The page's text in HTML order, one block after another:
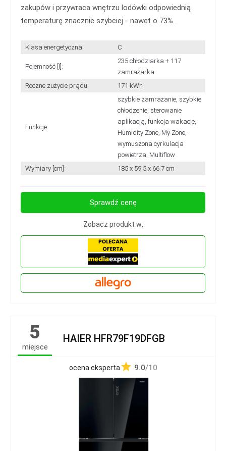
zakupów i przywraca wnętrzu lodówki odpowiednią
temperaturę znacznie szybciej - nawet o 73%.
Klasa energetyczna: C
Pojemność [l]:
235 chłodziarka + 117
zamrażarka
Roczne zużycie prądu:
171 kWh
Funkcje:
szybkie zamrażanie, szybkie
chłodzenie, sterowanie
aplikacją, funkcja wakacje,
Humidity Zone, My Zone,
wymuszona cyrkulacja
powietrza, Multiflow
Wymiary [cm]:
185 x 59.5 x 66.7 cm
Sprawdź cenę
Zobacz produkt w:
5
miejsce
HAIER HFR79F19DFGB
ocena eksperta 9.0/10